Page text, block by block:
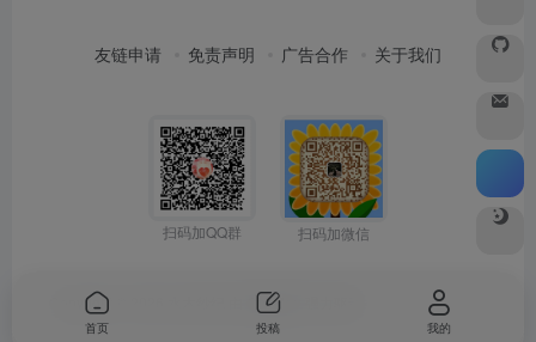
友链申请 免责声明 广告合作 关于我们
扫码加QQ群 扫码加微信
Copyright © 2026 OneNav
首页 投稿 我的